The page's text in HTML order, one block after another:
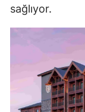
sağlıyor.